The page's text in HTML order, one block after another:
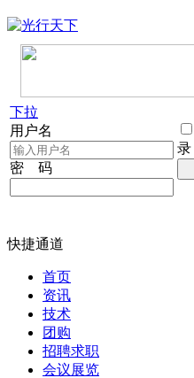
下拉
用户名
密 码
录
快捷通道
首页
资讯
技术
团购
招聘求职
会议展览